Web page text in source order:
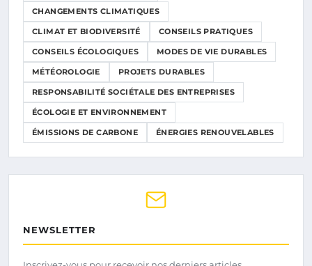
CHANGEMENTS CLIMATIQUES
CLIMAT ET BIODIVERSITÉ CONSEILS PRATIQUES
CONSEILS ÉCOLOGIQUES MODES DE VIE DURABLES
MÉTÉOROLOGIE PROJETS DURABLES
RESPONSABILITÉ SOCIÉTALE DES ENTREPRISES
ÉCOLOGIE ET ENVIRONNEMENT
ÉMISSIONS DE CARBONE ÉNERGIES RENOUVELABLES
NEWSLETTER